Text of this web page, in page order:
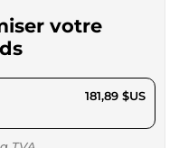
votre
181,89 $US